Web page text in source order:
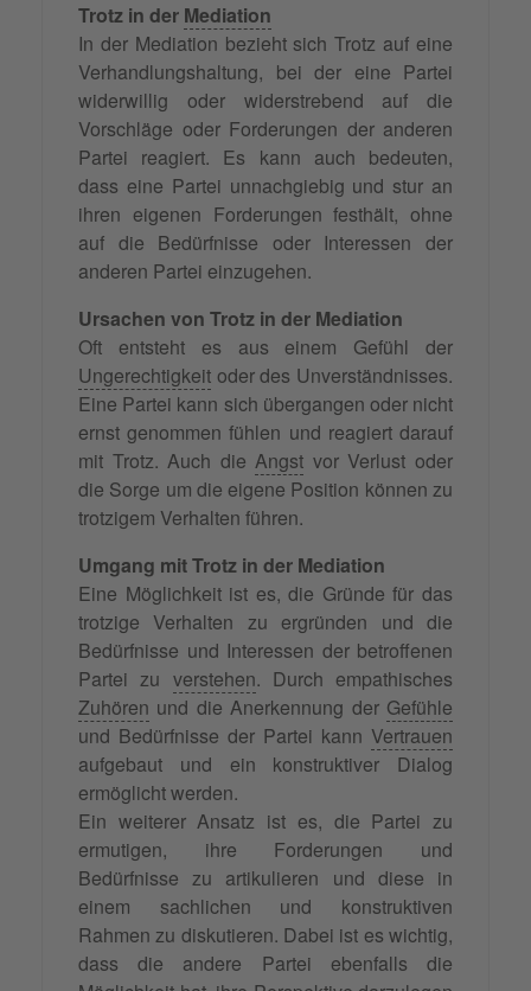
Trotz in der Mediation
In der Mediation bezieht sich Trotz auf eine
Verhandlungshaltung, bei der eine Partei
widerwillig oder widerstrebend auf die
Vorschläge oder Forderungen der anderen
Partei reagiert. Es kann auch bedeuten,
dass eine Partei unnachgiebig und stur an
ihren eigenen Forderungen festhält, ohne
auf die Bedürfnisse oder Interessen der
anderen Partei einzugehen.
Ursachen von Trotz in der Mediation
Oft entsteht es aus einem Gefühl der
Ungerechtigkeit oder des Unverständnisses.
Eine Partei kann sich übergangen oder nicht
ernst genommen fühlen und reagiert darauf
mit Trotz. Auch dieAngst vor Verlust oder
die Sorge um die eigene Position können zu
trotzigem Verhalten führen.
Umgang mit Trotz in der Mediation
Eine Möglichkeit ist es, die Gründe für das
trotzige Verhalten zu ergründen und die
Bedürfnisse und Interessen der betroffenen
Partei zu verstehen. Durch empathisches
Zuhören und die Anerkennung der Gefühle
und Bedürfnisse der Partei kann Vertrauen
aufgebaut und ein konstruktiver Dialog
ermöglicht werden.
Ein weiterer Ansatz ist es, die Partei zu
ermutigen, ihre Forderungen und
Bedürfnisse zu artikulieren und diese in
einem sachlichen und konstruktiven
Rahmen zu diskutieren. Dabei ist es wichtig,
dass die andere Partei ebenfalls die